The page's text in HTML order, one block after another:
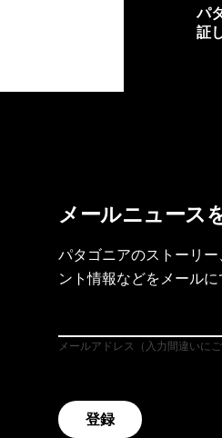
パ
証
メールニュース
パタゴニアのストーリ
ント情報などをメールに
メールアドレス（入力間違いにご
登録